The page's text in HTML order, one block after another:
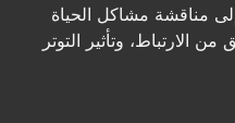
مناقشة مشاكل الحياة
الارتباط، وتأثير التوتر